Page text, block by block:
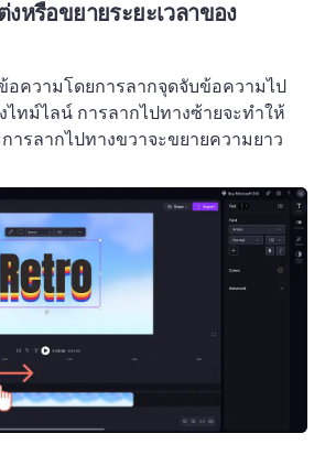
หรือขยายระยะเวลาของ
อความโดยการลากจุดจับข้อความไป
ไทม์ไลน์ การลากไปทางซ้ายจะทำให้
ารลากไปทางขวาจะขยายความยาว